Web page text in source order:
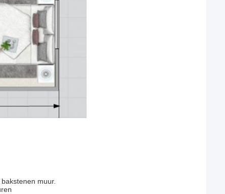
muur.